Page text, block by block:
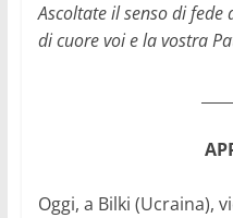
Ascoltate il senso di
di cuore voi e la vostra
Oggi, a Bilki (Ucraina),